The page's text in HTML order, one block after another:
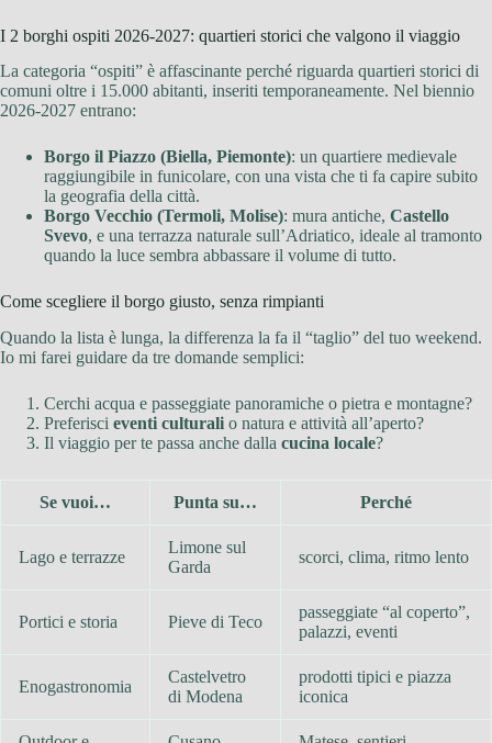
I 2 borghi ospiti 2026-2027: quartieri storici che valgono il viaggio
La categoria “ospiti” è affascinante perché riguarda quartieri storici di
comuni oltre i 15.000 abitanti, inseriti temporaneamente. Nel biennio
2026-2027 entrano:
Borgo il Piazzo (Biella, Piemonte): un quartiere medievale
raggiungibile in funicolare, con una vista che ti fa capire subito
la geografia della città.
Borgo Vecchio (Termoli, Molise): mura antiche, Castello
Svevo, e una terrazza naturale sull’Adriatico, ideale al tramonto
quando la luce sembra abbassare il volume di tutto.
Come scegliere il borgo giusto, senza rimpianti
Quando la lista è lunga, la differenza la fa il “taglio” del tuo weekend.
Io mi farei guidare da tre domande semplici:
Cerchi acqua e passeggiate panoramiche o pietra e montagne?
Preferisci eventi culturali o natura e attività all’aperto?
Il viaggio per te passa anche dalla cucina locale?
Se vuoi… Punta su… Perché
Lago e terrazze
Limone sul
Garda
scorci, clima, ritmo lento
Portici e storia Pieve di Teco
passeggiate “al coperto”,
palazzi, eventi
Enogastronomia
Castelvetro
di Modena
prodotti tipici e piazza
iconica